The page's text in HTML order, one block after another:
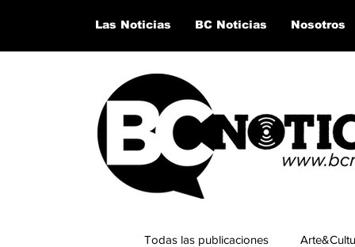
Las Noticias BC Noticias Nosotros
Todas las publicaciones